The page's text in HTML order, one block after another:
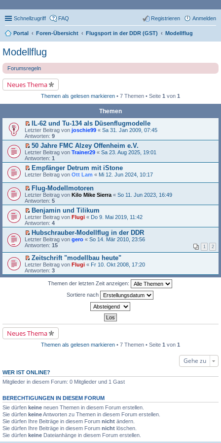
Schnellzugriff FAQ Anmelden
Registrieren
Portal Foren-Übersicht Flugsport in der DDR (GST) Modellflug
Modellflug
Forumsregeln
Neues Thema
Themen als gelesen markieren • 7 Themen • Seite 1 von 1
Themen
E
r
s
e
r
u
n
g
e
e
s
e
n
e
r
B
e
i
t
r
a
g
IL-62 und Tu-134 als Düsenflugmodelle
Letzter Beitrag von joschie99 « Sa 31. Jan 2009, 07:45
Antworten: 9
E
r
s
e
u
n
g
e
e
s
e
n
e
r
B
e
i
t
r
50 Jahre FMC Alzey Offenheim e.V.
Letzter Beitrag von Trainer29 « Sa 23. Aug 2025, 19:01
Antworten: 1
E
s
e
r
u
n
g
e
e
s
n
e
r
B
Empfänger Detrum mit iStone
Letzter Beitrag von Ott Lam « Mi 12. Jun 2024, 10:17
E
r
s
e
r
u
n
g
e
l
e
s
e
n
a
g
Flug-Modellmotoren
Letzter Beitrag von Kilo Mike Sierra « So 11. Jun 2023, 16:49
Antworten: 5
E
r
s
e
r
u
n
g
e
l
i
r
Benjamin und Tilikum
Letzter Beitrag von Flugi « Do 9. Mai 2019, 11:42
Antworten: 4
E
r
e
r
u
n
e
r
B
g
Hubschrauber-Modellflug in der DDR
Letzter Beitrag von gero « So 14. Mär 2010, 23:56
Antworten: 15 1 2
E
r
s
e
s
e
e
i
t
g
Zeitschrift "modellbau heute"
Letzter Beitrag von Flugi « Fr 10. Okt 2008, 17:20
Antworten: 3
Themen der letzten Zeit anzeigen:
Sortiere nach
Neues Thema
Themen als gelesen markieren • 7 Themen • Seite 1 von 1
Gehe zu
WER IST ONLINE?
Mitglieder in diesem Forum: 0 Mitglieder und 1 Gast
BERECHTIGUNGEN IN DIESEM FORUM
Sie dürfen keine neuen Themen in diesem Forum erstellen.
Sie dürfen keineAntworten zu Themen in diesem Forum erstellen.
Sie dürfen Ihre Beiträge in diesem Forum nicht ändern.
Sie dürfen Ihre Beiträge in diesem Forum nicht löschen.
Sie dürfen keine Dateianhänge in diesem Forum erstellen.